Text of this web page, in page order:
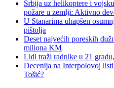
Srbija uz helikoptere i
požare u zemlji: Aktivno
U Stanarima uhapšen
pištolja
Deset najvećih poreskih
miliona KM
Lidl traži radnike u 21
Decenija na Interpolovoj
Tošić?